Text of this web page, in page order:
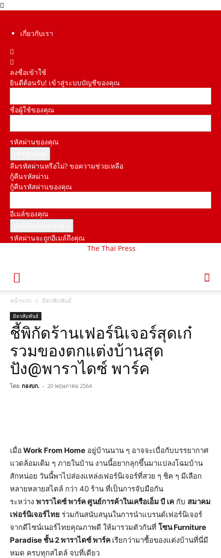
เกี่ยวกับเรา
ลงชื่อเข้าใช้
ยินดีต้อนรับ! เข้าสู่ระบบบัญชีของคุณ
ชื่อผู้ใช้ของคุณ
รหัสผ่านของคุณ
ลืมรหัสผ่านหรือไม่? ขอความช่วยเหลือ
กู้คืนรหัสผ่าน
กู้คืนรหัสผ่านของคุณ
อีเมล์ของคุณ
รหัสผ่านจะถูกอีเมล์ถึงคุณ
The Thai Press
หน้าแรก มิตรสัมพันธ์
มิตรสัมพันธ์
ชี้พิกัดร้านเฟอร์นิเจอร์สุดเก๋
รวมของตกแต่งบ้านสุด
ปัง@พาราไดซ์ พาร์ค
โดย กองบก. - 20 พฤษภาคม 2564
เมื่อ Work From Home อยู่บ้านนาน ๆ อาจจะเบื่อกับบรรยากาศ
แวดล้อมเดิม ๆ ภายในบ้าน งานนี้อยากลุกขึ้นมาแปลงโฉมบ้าน
สักหน่อย วันนี้พาไปส่องแหล่งเฟอร์นิเจอร์ที่สวย ๆ ชิค ๆ มีเลือก
หลายหลายสไตล์ กว่า 40 ร้าน ที่เป็นการจับมือกัน
ระหว่าง พาราไดซ์ พาร์ค ศูนย์การค้าในเครือเอ็ม บี เค กับ สมาคม
เฟอร์นิเจอร์ไทย ร่วมกันสนับสนุนในการนำแบรนด์เฟอร์นิเจอร์
จากดีไซน์เนอร์ไทยคุณภาพดี ให้มารวมตัวกันที่ โซนFurniture
Paradise ชั้น 2 พาราไดซ์ พาร์ค เรียกว่ามาซื้อของแต่งบ้านที่นี่มี
หมด ครบทุกสไตล์ จบที่เดียว